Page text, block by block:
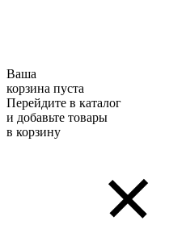
Ваша
корзина пуста
Перейдите в каталог
и добавьте товары
в корзину